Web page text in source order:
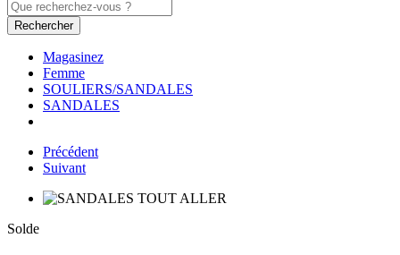
Rechercher
Magasinez
Femme
SOULIERS/SANDALES
SANDALES
Précédent
Suivant
Solde